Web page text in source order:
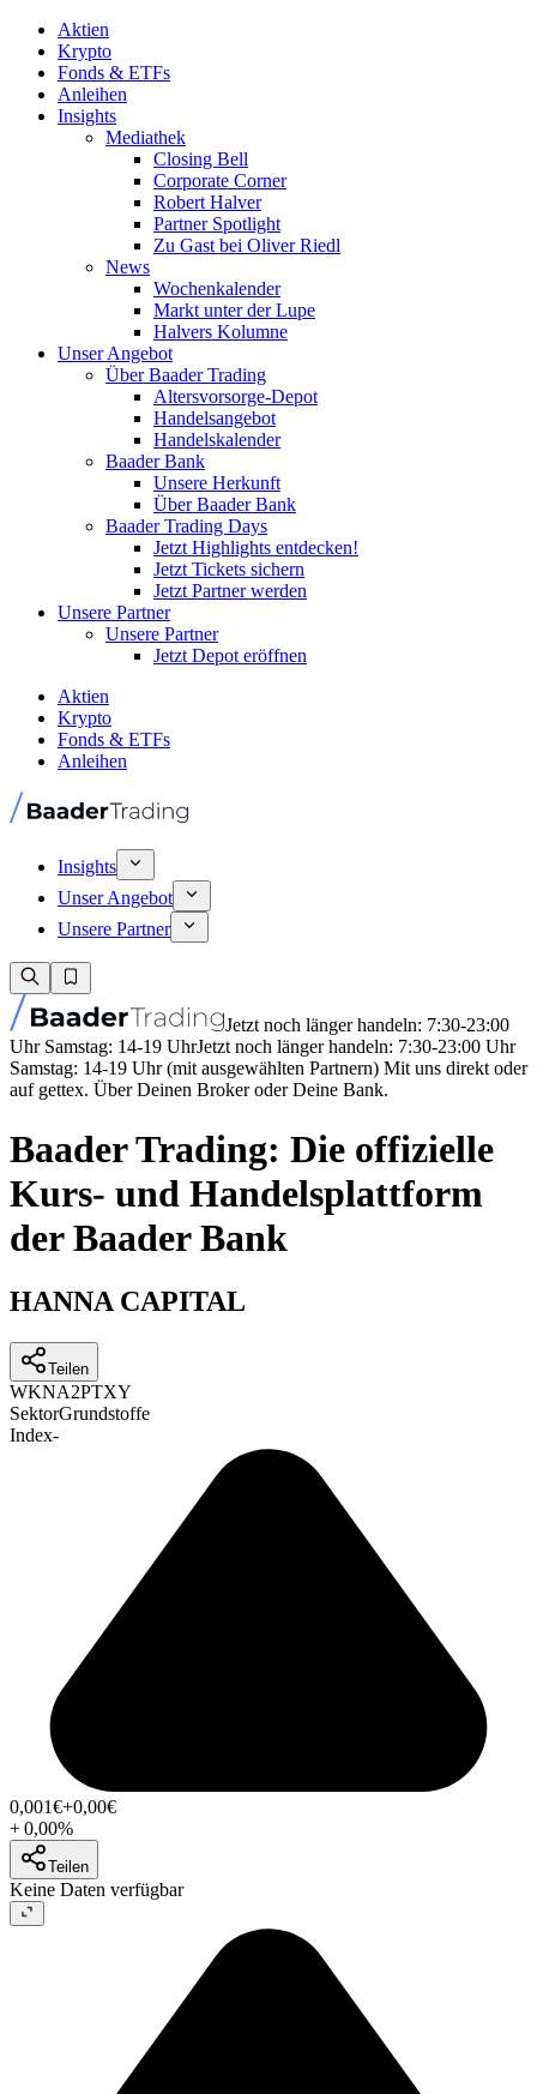
Aktien
Krypto
Fonds & ETFs
Anleihen
Insights
Mediathek
Closing Bell
Corporate Corner
Robert Halver
Partner Spotlight
Zu Gast bei Oliver Riedl
News
Wochenkalender
Markt unter der Lupe
Halvers Kolumne
Unser Angebot
Über Baader Trading
Altersvorsorge-Depot
Handelsangebot
Handelskalender
Baader Bank
Unsere Herkunft
Über Baader Bank
Baader Trading Days
Jetzt Highlights entdecken!
Jetzt Tickets sichern
Jetzt Partner werden
Unsere Partner
Unsere Partner
Jetzt Depot eröffnen
Aktien
Krypto
Fonds & ETFs
Anleihen
Insights
Unser Angebot
Unsere Partner
Jetzt noch länger handeln: 7:30-23:00
Uhr Samstag: 14-19 UhrJetzt noch länger handeln: 7:30-23:00 Uhr
Samstag: 14-19 Uhr (mit ausgewählten Partnern) Mit uns direkt oder
auf gettex. Über Deinen Broker oder Deine Bank.
Baader Trading: Die offizielle
Kurs- und Handelsplattform
der Baader Bank
HANNA CAPITAL
Teilen
WKNA2PTXY
SektorGrundstoffe
Index-
0,001€+0,00€
+0,00%
Teilen
Keine Daten verfügbar